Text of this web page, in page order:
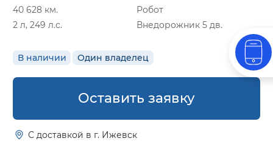
40 628 км.
Робот
2 л, 249 л.с.
Внедорожник 5 дв.
В наличии Один владелец
Оставить заявку
С доставкой в г. Ижевск